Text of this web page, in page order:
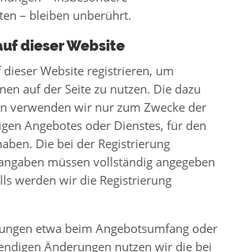
– bleiben unberührt.
dieser Website
Website registrieren, um
auf der Seite zu nutzen. Die dazu
verwenden wir nur zum Zwecke der
Angebotes oder Dienstes, für den
Die bei der Registrierung
müssen vollständig angegeben
werden wir die Registrierung
etwa beim Angebotsumfang oder
Änderungen nutzen wir die bei